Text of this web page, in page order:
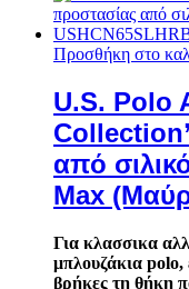
Προσθήκη στο
U.S. Polo
από
Max
Για κλασσικα
μπλουζάκια polo,
βρήκες τη θήκη